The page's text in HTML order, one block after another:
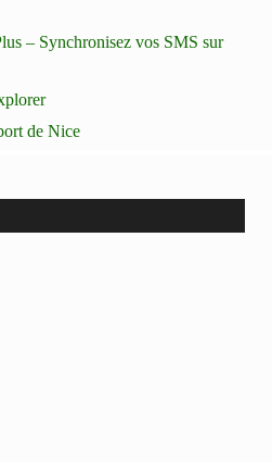
– Synchronisez vos SMS sur
de Nice